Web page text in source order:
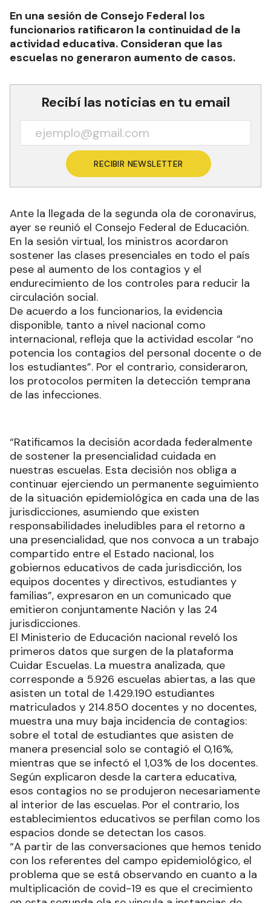
En una sesión de Consejo Federal los
funcionarios ratificaron la continuidad de la
actividad educativa. Consideran que las
escuelas no generaron aumento de casos.
Recibí las noticias en tu email
RECIBIR NEWSLETTER
Ante la llegada de la segunda ola de coronavirus,
ayer se reunió el Consejo Federal de Educación.
En la sesión virtual, los ministros acordaron
sostener las clases presenciales en todo el país
pese al aumento de los contagios y el
endurecimiento de los controles para reducir la
circulación social.
De acuerdo a los funcionarios, la evidencia
disponible, tanto a nivel nacional como
internacional, refleja que la actividad escolar “no
potencia los contagios del personal docente o de
los estudiantes”. Por el contrario, consideraron,
los protocolos permiten la detección temprana
de las infecciones.
“Ratificamos la decisión acordada federalmente
de sostener la presencialidad cuidada en
nuestras escuelas. Esta decisión nos obliga a
continuar ejerciendo un permanente seguimiento
de la situación epidemiológica en cada una de las
jurisdicciones, asumiendo que existen
responsabilidades ineludibles para el retorno a
una presencialidad, que nos convoca a un trabajo
compartido entre el Estado nacional, los
gobiernos educativos de cada jurisdicción, los
equipos docentes y directivos, estudiantes y
familias”, expresaron en un comunicado que
emitieron conjuntamente Nación y las 24
jurisdicciones.
El Ministerio de Educación nacional reveló los
primeros datos que surgen de la plataforma
Cuidar Escuelas. La muestra analizada, que
corresponde a 5.926 escuelas abiertas, a las que
asisten un total de 1.429.190 estudiantes
matriculados y 214.850 docentes y no docentes,
muestra una muy baja incidencia de contagios:
sobre el total de estudiantes que asisten de
manera presencial solo se contagió el 0,16%,
mientras que se infectó el 1,03% de los docentes.
Según explicaron desde la cartera educativa,
esos contagios no se produjeron necesariamente
al interior de las escuelas. Por el contrario, los
establecimientos educativos se perfilan como los
espacios donde se detectan los casos.
“A partir de las conversaciones que hemos tenido
con los referentes del campo epidemiológico, el
problema que se está observando en cuanto a la
multiplicación de covid-19 es que el crecimiento